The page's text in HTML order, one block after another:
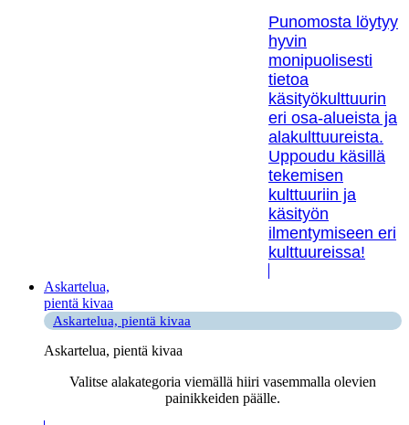
Punomosta löytyy
hyvin
monipuolisesti
tietoa
käsityökulttuurin
eri osa-alueista ja
alakulttuureista.
Uppoudu käsillä
tekemisen
kulttuuriin ja
käsityön
ilmentymiseen eri
kulttuureissa!
Askartelua,
pientä kivaa
Askartelua, pientä kivaa
Askartelua, pientä kivaa
Valitse alakategoria viemällä hiiri vasemmalla olevien
painikkeiden päälle.